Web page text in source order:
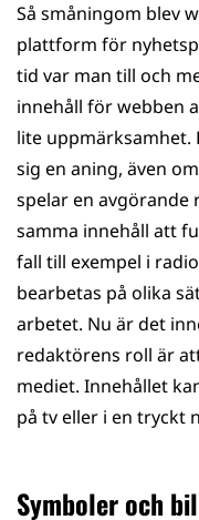
Så småningom blev
plattform för
tid var man till och
innehåll för webben
lite uppmärksamhet.
sig en aning, även
spelar en avgörande
samma innehåll att
fall till exempel i
bearbetas på olika
arbetet. Nu är det
redaktörens roll är
mediet. Innehållet
på tv eller i en tryckt
Symboler och